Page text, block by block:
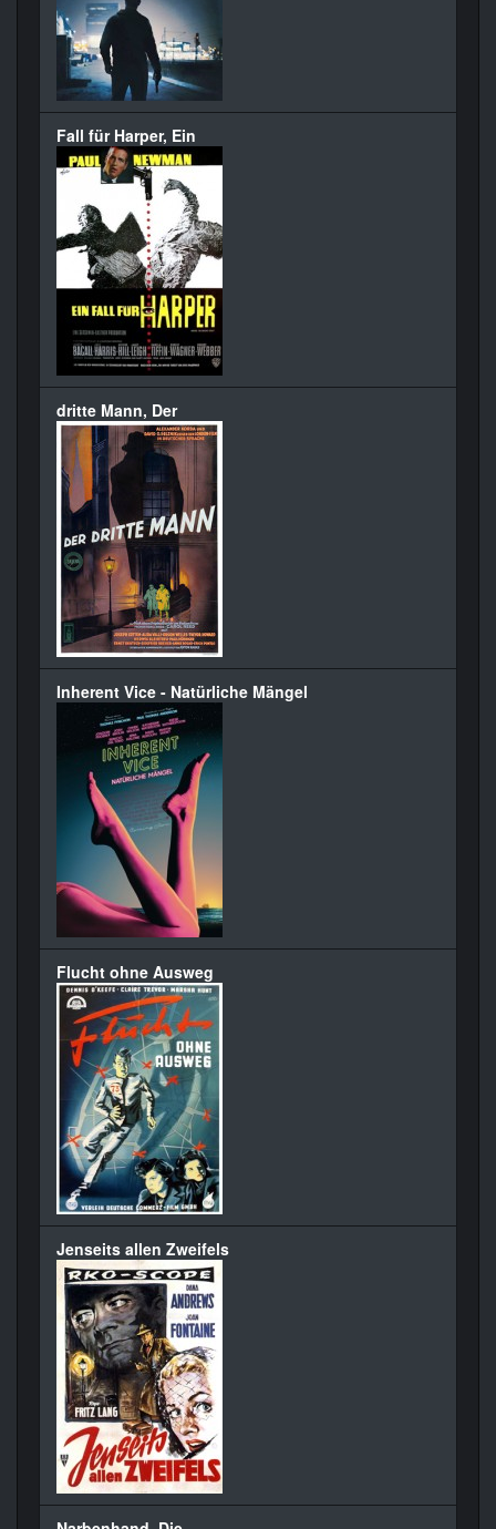
Fall für Harper, Ein
dritte Mann, Der
Inherent Vice - Natürliche Mängel
Flucht ohne Ausweg
Jenseits allen Zweifels